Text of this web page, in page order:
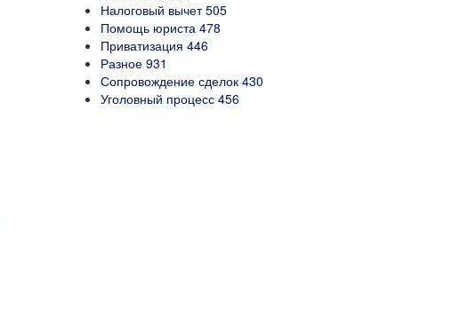
Налоговый вычет505
Помощь юриста 478
Приватизация 446
Разное 931
Сопровождение сделок 430
Уголовный процесс 456